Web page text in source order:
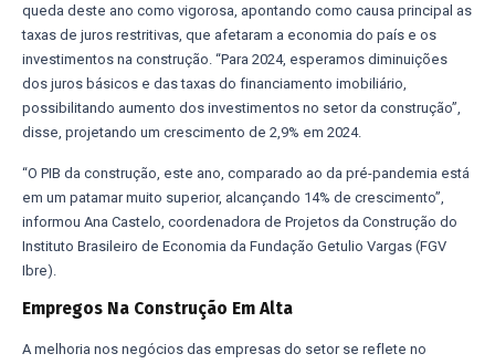
queda deste ano como vigorosa, apontando como causa principal as
taxas de juros restritivas, que afetaram a economia do país e os
investimentos na construção. “Para 2024, esperamos diminuições
dos juros básicos e das taxas do financiamento imobiliário,
possibilitando aumento dos investimentos no setor da construção”,
disse, projetando um crescimento de 2,9% em 2024.
“O PIB da construção, este ano, comparado ao da pré-pandemia está
em um patamar muito superior, alcançando 14% de crescimento”,
informou Ana Castelo, coordenadora de Projetos da Construção do
Instituto Brasileiro de Economia da Fundação Getulio Vargas (FGV
Ibre).
Empregos Na Construção Em Alta
A melhoria nos negócios das empresas do setor se reflete no